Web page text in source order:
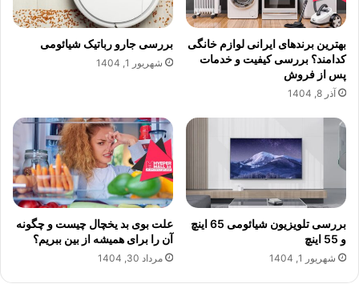
بهترین برندهای ایرانی لوازم خانگی
کدامند؟ بررسی کیفیت و خدمات
پس از فروش
آذر 8, 1404
بررسی جارو رباتیک شیائومی
شهریور 1, 1404
بررسی تلویزیون شیائومی 65 اینچ
و 55 اینچ
شهریور 1, 1404
علت بوی بد یخچال چیست و چگونه
آن را برای همیشه از بین ببریم؟
مرداد 30, 1404